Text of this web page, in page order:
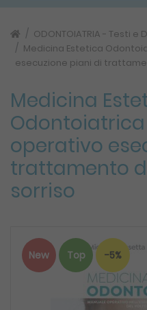
ODONTOIATRIA - Testi e
Medicina Estetica
esecuzione piani di
Medicina
operativo
trattamento
sorriso
New Top -5%